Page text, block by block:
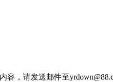
容，请发送邮件至